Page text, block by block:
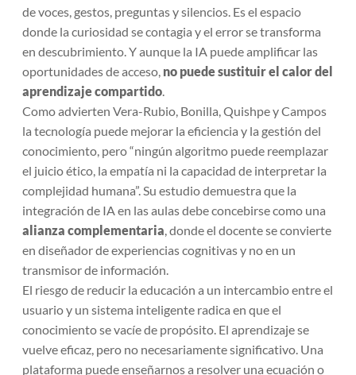
de voces, gestos, preguntas y silencios. Es el espacio
donde la curiosidad se contagia y el error se transforma
en descubrimiento. Y aunque la IA puede amplificar las
oportunidades de acceso, no puede sustituir el calor del
aprendizaje compartido.
Como advierten Vera-Rubio, Bonilla, Quishpe y Campos
la tecnología puede mejorar la eficiencia y la gestión del
conocimiento, pero “ningún algoritmo puede reemplazar
el juicio ético, la empatía ni la capacidad de interpretar la
complejidad humana”. Su estudio demuestra que la
integración de IA en las aulas debe concebirse como una
alianza complementaria, donde el docente se convierte
en diseñador de experiencias cognitivas y no en un
transmisor de información.
El riesgo de reducir la educación a un intercambio entre el
usuario y un sistema inteligente radica en que el
conocimiento se vacíe de propósito. El aprendizaje se
vuelve eficaz, pero no necesariamente significativo. Una
plataforma puede enseñarnos a resolver una ecuación o